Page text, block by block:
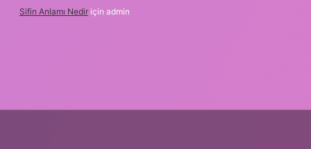
Sifin Anlamı Nedir için admin